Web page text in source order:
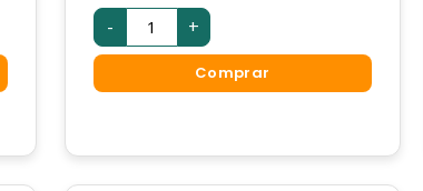
- Adocante
Lowcucar
Culinario
Po
+
Comprar